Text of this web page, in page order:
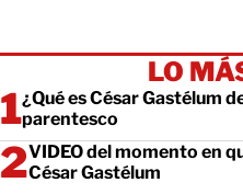
LO
¿Qué es César Gastélum
parentesco
VIDEO del momento en
César Gastélum